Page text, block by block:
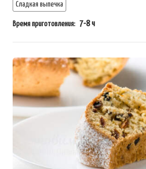
Сладкая выпечка
Время приготовления: 7-8 ч